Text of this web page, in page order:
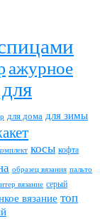
ажурное
для дома для зимы
косы кофта
образец вязания пальто
вязание серый
вязание топ